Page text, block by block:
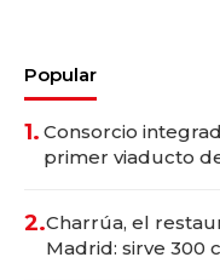
Popular
1. Consorcio
primer viaducto
2.Charrúa, el
Madrid: sirve 300